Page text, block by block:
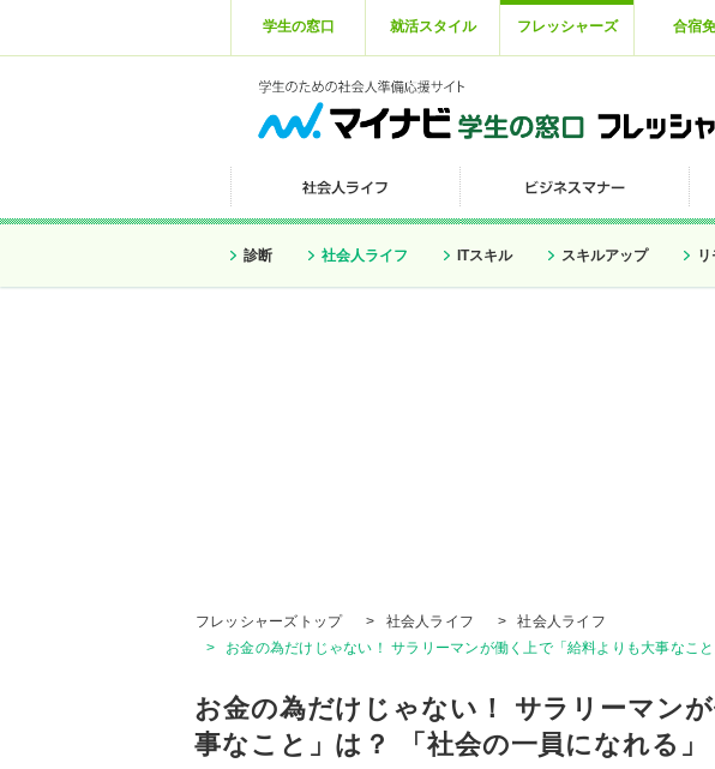
学生の窓口 就活スタイル フレッシャーズ 合宿
診断 社会人ライフ ITスキル スキルアップ
フレッシャーズトップ > 社会人ライフ >
社会人ライフ
>
お金の為だけじゃない！ サラリーマンが働く上で「給料よりも大事なこ
お金の為だけじゃない！ サラリーマン
事なこと」は？ 「社会の一員になれる」